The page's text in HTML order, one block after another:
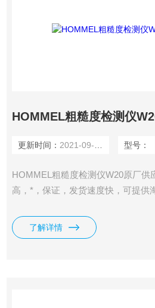
HOMMEL粗糙度检测仪
更新时间： 2021-09-27 型号：
HOMMEL粗糙度检测仪W20原厂供
高，*，保证，发货速度快，可提供
了解详情